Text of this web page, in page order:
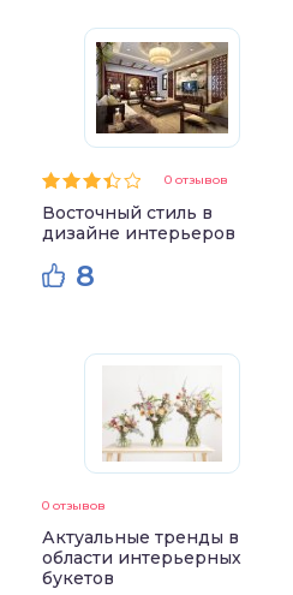
0 отзывов
Восточный стиль в
дизайне интерьеров
8
0 отзывов
Актуальные тренды в
области интерьерных
букетов